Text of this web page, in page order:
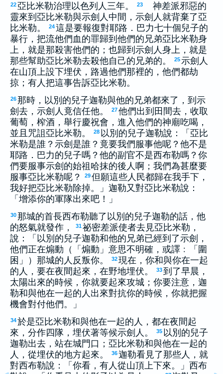
22亞比米勒治理以色列人三年。 23
神差派邪惡的
靈來到亞比米勒與示劍人中間，示劍人就背棄了亞
比米勒。
24這是要報復對耶路．巴力七十個兒子的
暴行，把流他們血的罪歸到他們的兄弟亞比米勒身
上，就是那殺害他們的；也歸到示劍人身上，就是
那些幫助亞比米勒去殺他自己的兄弟的。
25 示劍人
在山頂上設下埋伏，路過他們那裡的，他們都劫
掠；有人把這事告訴亞比米勒。
26那時，以別的兒子迦勒與他的兄弟都來了，到示
劍去，示劍人竟信任他。
27他們出到田間去，收取
葡萄，榨酒，舉行慶祝會，進入他們的神廟吃喝，
並且咒詛亞比米勒。
28 以別的兒子迦勒說：「亞比
米勒是誰？示劍是誰？竟要我們服事他呢？他不是
耶路．巴力的兒子嗎？他的副官不是西布勒嗎？你
們要服事示劍的始祖哈抹的後人啊；我們為甚麼要
服事亞比米勒呢？
29但願這些人民都歸在我手下，
我好把亞比米勒除掉。」迦勒又對亞比米勒說：
「增添你的軍隊出來吧！」
30那城的首長西布勒聽了以別的兒子迦勒的話，他
的怒氣就發作，
31祕密差派使者去見亞比米勒，
說：「以別的兒子迦勒和他的兄弟已經到了示劍，
他們正在煽動（「煽動」意思不明確，或譯﹕「圍
困」）那城的人反叛你。
32現在，你和與你在一起
的人，要在夜間起來，在野地埋伏。
33到了早晨，
太陽出來的時候，你就要起來攻城；你要注意，迦
勒和與他在一起的人出來對抗你的時候，你就把握
機會對付他們。」
34於是亞比米勒和與他在一起的人，都在夜間起
來，分作四隊，埋伏著等候示劍人。
35 以別的兒子
迦勒出去，站在城門口；亞比米勒和與他在一起的
人，從埋伏的地方起來。
36迦勒看見了那些人，就
對西布勒說：「你看，有人從山頂上下來。」西布